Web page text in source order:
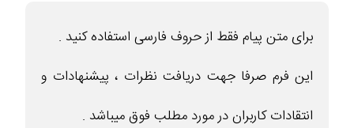
برای متن پیام فقط از حروف فارسی استفاده کنید .
این فرم صرفا جهت دریافت نظرات ، پیشنهادات و
انتقادات کاربران در مورد مطلب فوق میباشد .